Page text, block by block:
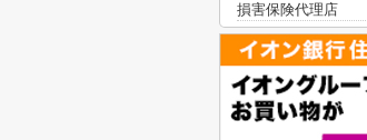
損害保険代理店